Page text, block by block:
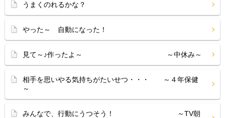
うまくのれるかな？
やった～ 自動になった！
見て～♪作ったよ～ ～中休み～
相手を思いやる気持ちがたいせつ・・・ ～４年保健
～
みんなで、行動にうつそう！ ～TV朝